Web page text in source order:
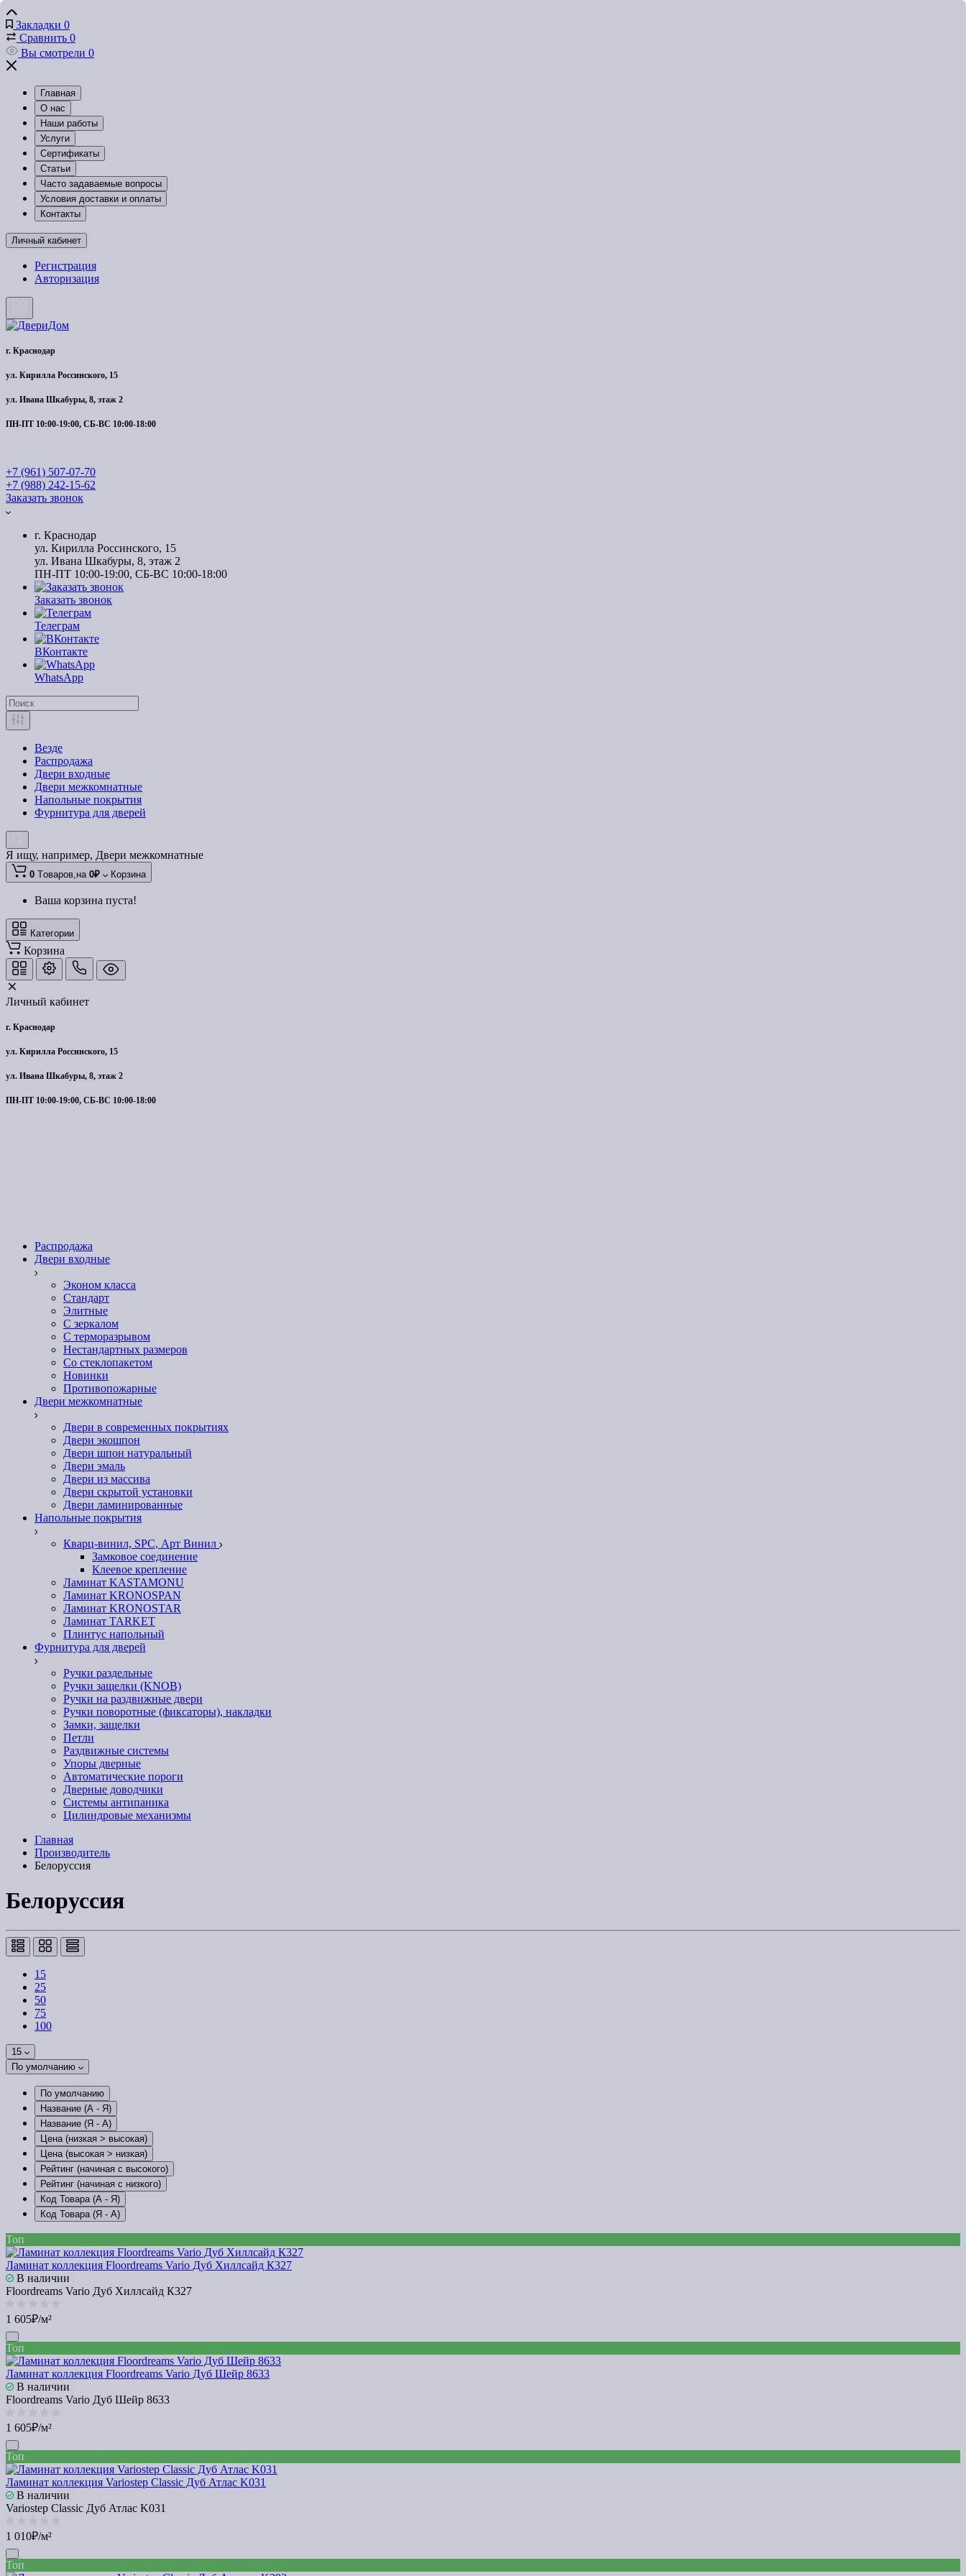
Закладки 0
Сравнить 0
Вы смотрели 0
Главная
О нас
Наши работы
Услуги
Сертификаты
Статьи
Часто задаваемые вопросы
Условия доставки и оплаты
Контакты
Личный кабинет
Регистрация
Авторизация
г. Краснодар
ул. Кирилла Россинского, 15
ул. Ивана Шкабуры, 8, этаж 2
ПН-ПТ 10:00-19:00, СБ-ВС 10:00-18:00
+7 (961) 507-07-70
+7 (988) 242-15-62
Заказать звонок
г. Краснодар
ул. Кирилла Россинского, 15
ул. Ивана Шкабуры, 8, этаж 2
ПН-ПТ 10:00-19:00, СБ-ВС 10:00-18:00
Заказать звонок
Телеграм
ВКонтакте
WhatsApp
Везде
Распродажа
Двери входные
Двери межкомнатные
Напольные покрытия
Фурнитура для дверей
Я ищу, например, Двери межкомнатные
0 Tоваров,на 0₽ Корзина
Ваша корзина пуста!
Категории
Корзина
Личный кабинет
г. Краснодар
ул. Кирилла Россинского, 15
ул. Ивана Шкабуры, 8, этаж 2
ПН-ПТ 10:00-19:00, СБ-ВС 10:00-18:00
Распродажа
Двери входные
Эконом класса
Стандарт
Элитные
С зеркалом
С терморазрывом
Нестандартных размеров
Со стеклопакетом
Новинки
Противопожарные
Двери межкомнатные
Двери в современных покрытиях
Двери экошпон
Двери шпон натуральный
Двери эмаль
Двери из массива
Двери скрытой установки
Двери ламинированные
Напольные покрытия
Кварц-винил, SPC, Арт Винил
Замковое соединение
Клеевое крепление
Ламинат KASTAMONU
Ламинат KRONOSPAN
Ламинат KRONOSTAR
Ламинат TARKET
Плинтус напольный
Фурнитура для дверей
Ручки раздельные
Ручки защелки (KNOB)
Ручки на раздвижные двери
Ручки поворотные (фиксаторы), накладки
Замки, защелки
Петли
Раздвижные системы
Упоры дверные
Автоматические пороги
Дверные доводчики
Системы антипаника
Цилиндровые механизмы
Главная
Производитель
Белоруссия
Белоруссия
15
25
50
75
100
15
По умолчанию
По умолчанию
Название (А - Я)
Название (Я - А)
Цена (низкая > высокая)
Цена (высокая > низкая)
Рейтинг (начиная с высокого)
Рейтинг (начиная с низкого)
Код Товара (А - Я)
Код Товара (Я - А)
Топ
Ламинат коллекция Floordreams Vario Дуб Хиллсайд К327
В наличии
Floordreams Vario Дуб Хиллсайд К327
1 605₽/м²
Топ
Ламинат коллекция Floordreams Vario Дуб Шейр 8633
В наличии
Floordreams Vario Дуб Шейр 8633
1 605₽/м²
Топ
Ламинат коллекция Variostep Classic Дуб Атлас K031
В наличии
Variostep Classic Дуб Атлас K031
1 010₽/м²
Топ